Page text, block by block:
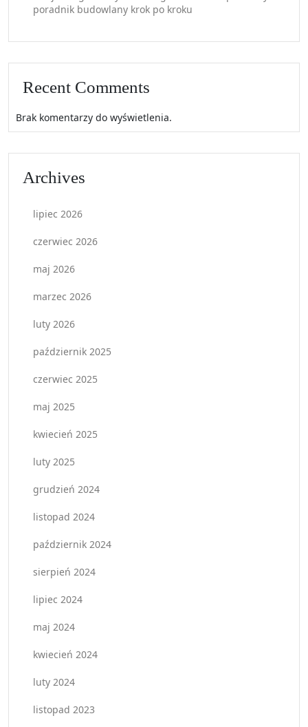
poradnik budowlany krok po kroku
Recent Comments
Brak komentarzy do wyświetlenia.
Archives
lipiec 2026
czerwiec 2026
maj 2026
marzec 2026
luty 2026
październik 2025
czerwiec 2025
maj 2025
kwiecień 2025
luty 2025
grudzień 2024
listopad 2024
październik 2024
sierpień 2024
lipiec 2024
maj 2024
kwiecień 2024
luty 2024
listopad 2023